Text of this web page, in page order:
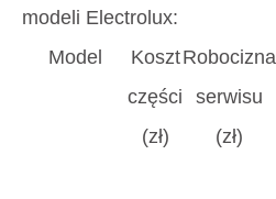
modeli Electrolux:
Model
Koszt
części
(zł)
Robocizna
serwisu
(zł)